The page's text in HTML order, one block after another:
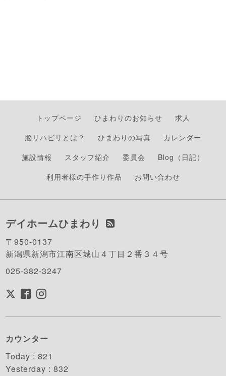
トップページ ひまわりのお知らせ
求人
脳リハビリとは？
ひまわりの写真
カレンダー
施設情報
スタッフ紹介 委員会
Blog（日記）
利用者様の手作り作品
お問い合わせ
デイホームひまわり
〒950-0137
新潟県新潟市江南区城山４丁目２番３４号
025-382-3247
カウンター
Today :821
Yesterday :832